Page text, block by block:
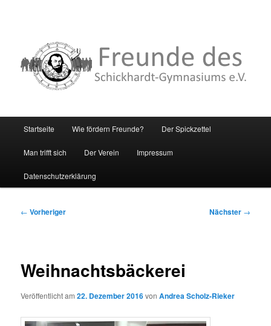
Zum
primären
Inhalt
springen
Startseite Wie fördern Freunde? Der Spickzettel
Man trifft sich Der Verein Impressum
Datenschutzerklärung
Beitragsnavigation
← Vorheriger Nächster →
Weihnachtsbäckerei
Veröffentlicht am22. Dezember 2016vonAndrea Scholz-Rieker